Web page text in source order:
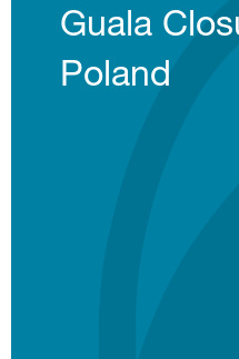
Guala
Poland